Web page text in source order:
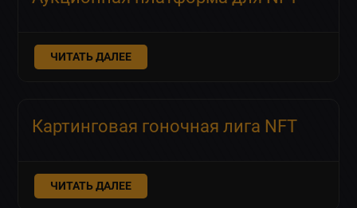
ЧИТАТЬ ДАЛЕЕ
Картинговая гоночная лига NFT
ЧИТАТЬ ДАЛЕЕ